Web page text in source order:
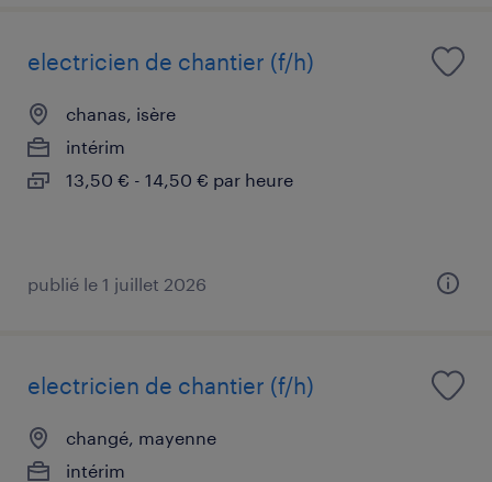
electricien de chantier (f/h)
chanas, isère
intérim
13,50 € - 14,50 € par heure
publié le 1 juillet 2026
electricien de chantier (f/h)
changé, mayenne
intérim